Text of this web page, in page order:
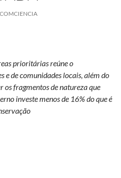
COMCIENCIA
prioritárias reúne o
e de comunidades locais, além do
os fragmentos de natureza que
investe menos de 16% do que é
na fila de espera – como é a